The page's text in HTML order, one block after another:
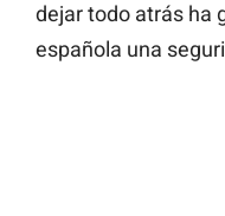
dejar todo atrás ha
española una